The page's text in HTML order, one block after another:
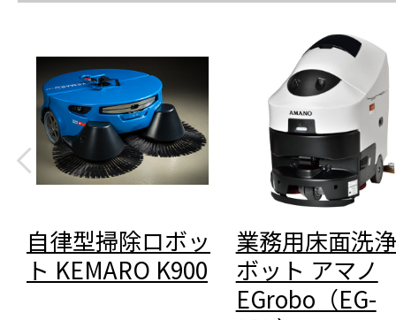
自律型掃除ロボッ
ト KEMARO K900
業務用床面洗
ボット アマノ
EGrobo（EG-